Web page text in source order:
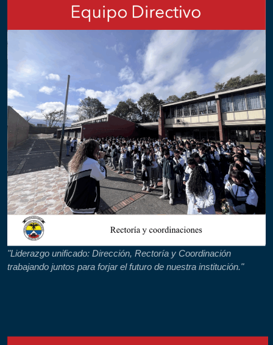
"Liderazgo unificado: Dirección, Rectoría y Coordinación
trabajando juntos para forjar el futuro de nuestra institución."